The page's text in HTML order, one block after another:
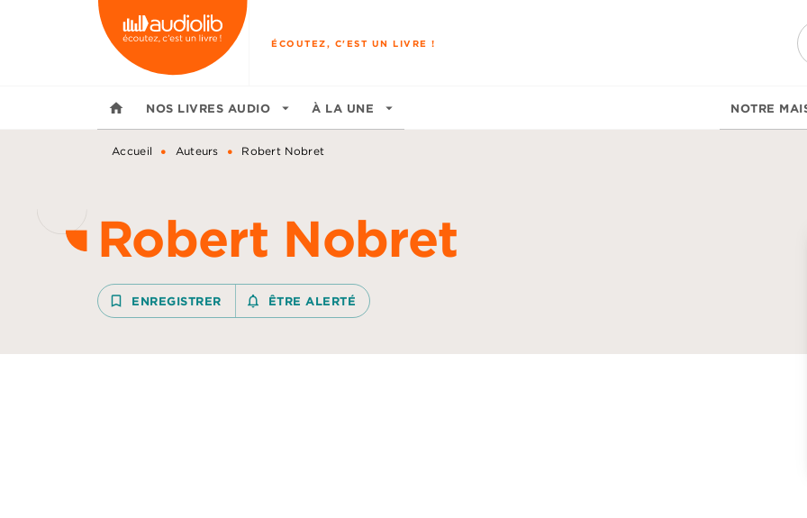
MENU RECHERCHE
ÉCOUTEZ, C'EST UN LIVRE !
home NOS LIVRES AUDIO arrow_drop_down À LA UNE arrow_drop_down NOTRE
Accueil • Auteurs • Robert Nobret
Robert Nobret
bookmark_border ENREGISTRER notifications_none_outlined
ÊTRE ALERTÉ